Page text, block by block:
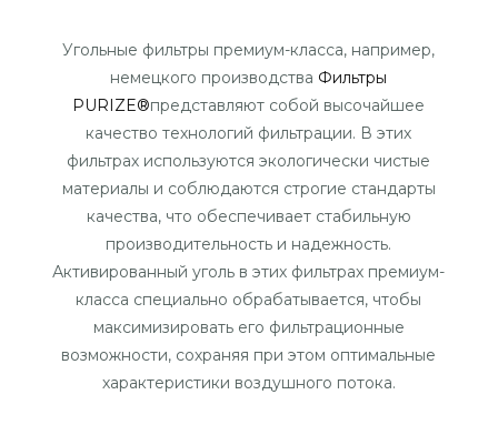
Угольные фильтры премиум-класса, например,
немецкого производства Фильтры
PURIZE®представляют собой высочайшее
качество технологий фильтрации. В этих
фильтрах используются экологически чистые
материалы и соблюдаются строгие стандарты
качества, что обеспечивает стабильную
производительность и надежность.
Активированный уголь в этих фильтрах премиум-
класса специально обрабатывается, чтобы
максимизировать его фильтрационные
возможности, сохраняя при этом оптимальные
характеристики воздушного потока.